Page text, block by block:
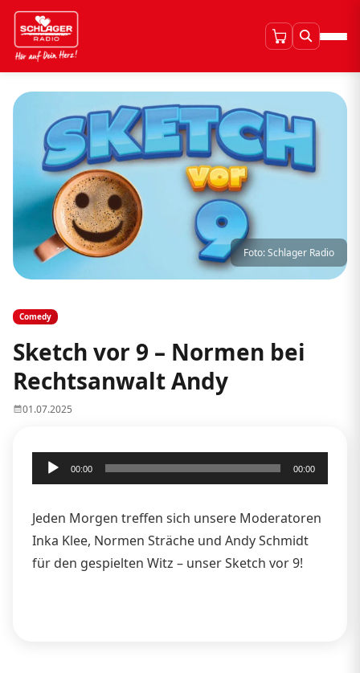
Foto: Schlager Radio
Comedy
Sketch vor 9 – Normen bei
Rechtsanwalt Andy
01.07.2025
Audio-
Player
00:00 00:00
Jeden Morgen treffen sich unsere Moderatoren
Inka Klee, Normen Sträche und Andy Schmidt
für den gespielten Witz – unser Sketch vor 9!